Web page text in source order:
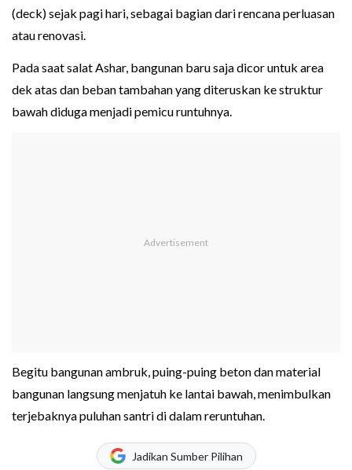
(deck) sejak pagi hari, sebagai bagian dari rencana perluasan
atau renovasi.
Pada saat salat Ashar, bangunan baru saja dicor untuk area
dek atas dan beban tambahan yang diteruskan ke struktur
bawah diduga menjadi pemicu runtuhnya.
Begitu bangunan ambruk, puing-puing beton dan material
bangunan langsung menjatuh ke lantai bawah, menimbulkan
terjebaknya puluhan santri di dalam reruntuhan.
Jadikan Sumber Pilihan